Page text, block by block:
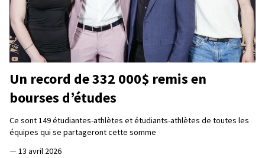
Un record de 332 000$ remis en
bourses d’études
Ce sont 149 étudiantes-athlètes et étudiants-athlètes de toutes les
équipes qui se partageront cette somme
— 13 avril 2026